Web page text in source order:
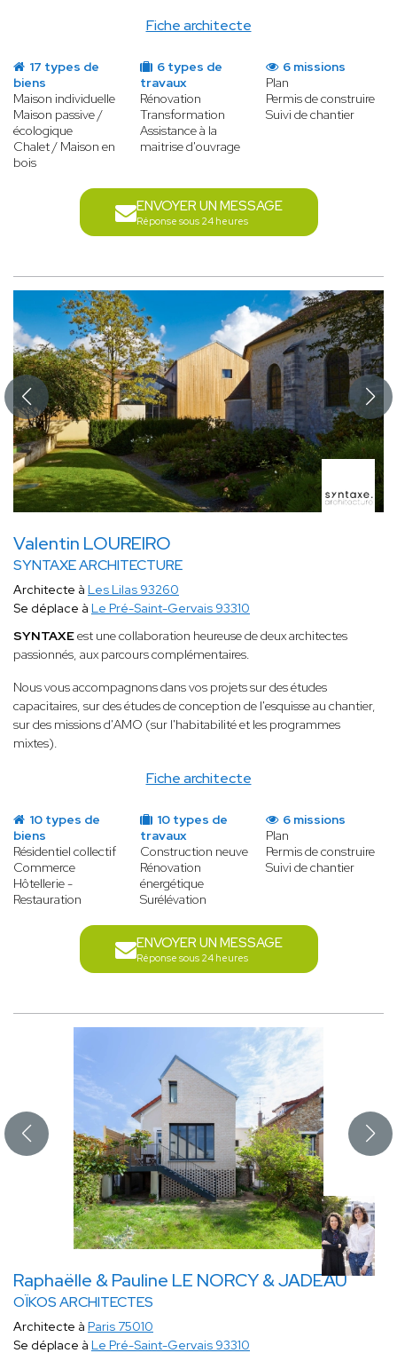
Fiche architecte
17 types de
biens
Maison individuelle
Maison passive /
écologique
Chalet / Maison en
bois
6 types de
travaux
Rénovation
Transformation
Assistance à la
maitrise d'ouvrage
6 missions
Plan
Permis de construire
Suivi de chantier
ENVOYER UN MESSAGE
Réponse sous 24 heures
Valentin LOUREIRO
SYNTAXE ARCHITECTURE
Fiche architecte
Architecte à Les Lilas 93260
Se déplace à Le Pré-Saint-Gervais 93310
SYNTAXEest une collaboration heureuse de deux architectes
passionnés, aux parcours complémentaires.
Nous vous accompagnons dans vos projets sur des études
capacitaires, sur des études de conception de l'esquisse au chantier,
sur des missions d'AMO (sur l'habitabilité et les programmes
mixtes).
10 types de
biens
Résidentiel collectif
Commerce
Hôtellerie -
Restauration
10 types de
travaux
Construction neuve
Rénovation
énergétique
Surélévation
6 missions
Plan
Permis de construire
Suivi de chantier
ENVOYER UN MESSAGE
Réponse sous 24 heures
Raphaëlle & Pauline LE NORCY & JADEAU
OÏKOS ARCHITECTES
Architecte à Paris 75010
Se déplace à Le Pré-Saint-Gervais 93310